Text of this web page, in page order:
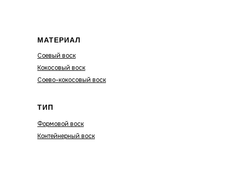
МАТЕРИАЛ
Соевый воск
Кокосовый воск
Соево-кокосовый воск
ТИП
Формовой воск
Контейнерный воск